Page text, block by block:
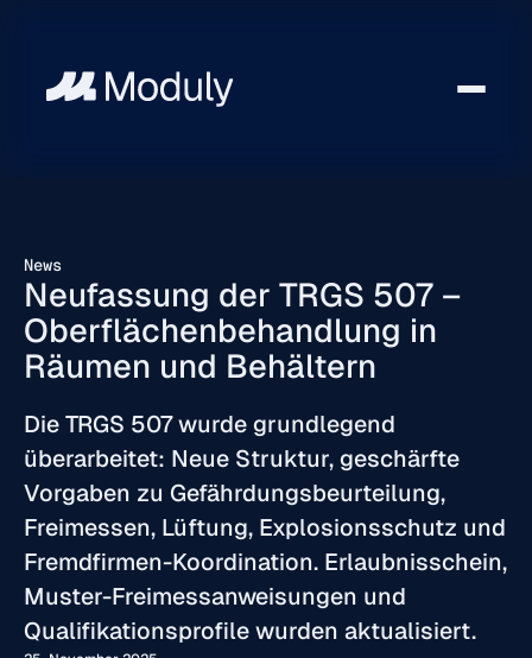
News
Neufassung der TRGS 507 –
Oberflächenbehandlung in
Räumen und Behältern
Die TRGS 507 wurde grundlegend
überarbeitet: Neue Struktur, geschärfte
Vorgaben zu Gefährdungsbeurteilung,
Freimessen, Lüftung, Explosionsschutz und
Fremdfirmen-Koordination. Erlaubnisschein,
Muster-Freimessanweisungen und
Qualifikationsprofile wurden aktualisiert.